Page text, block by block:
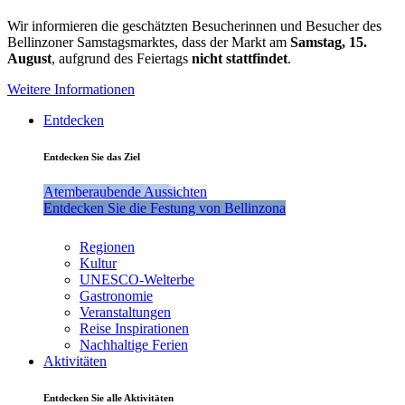
Wir informieren die geschätzten Besucherinnen und Besucher des
Bellinzoner Samstagsmarktes, dass der Markt am Samstag, 15.
August, aufgrund des Feiertags nicht stattfindet.
Weitere Informationen
Entdecken
Entdecken Sie das Ziel
Atemberaubende Aussichten
Entdecken Sie die Festung von Bellinzona
Regionen
Kultur
UNESCO-Welterbe
Gastronomie
Veranstaltungen
Reise Inspirationen
Nachhaltige Ferien
Aktivitäten
Entdecken Sie alle Aktivitäten